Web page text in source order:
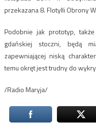
przekazana 8. Flotylli Obrony
Podobnie jak prototyp,
gdańskiej stoczni, będą
zapewniającej niską
temu okręt jest trudny do
/Radio Maryja/